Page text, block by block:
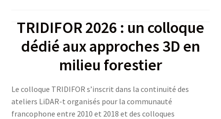
TRIDIFOR 2026 : un colloque
dédié aux approches 3D en
milieu forestier
Le colloque TRIDIFOR s’inscrit dans la continuité des
ateliers LiDAR-t organisés pour la communauté
francophone entre 2010 et 2018 et des colloques